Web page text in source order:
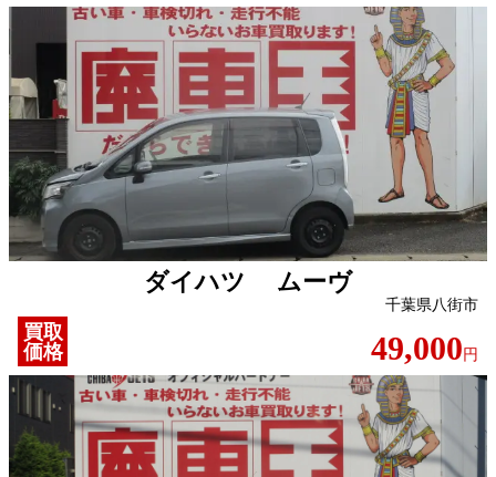
ダイハツ ムーヴ
千葉県八街市
買取
価格
49,000 円